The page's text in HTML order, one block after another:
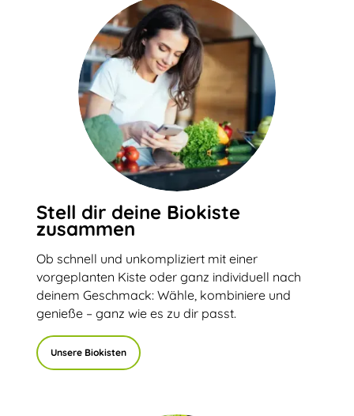
Stell dir deine Biokiste
zusammen
Ob schnell und unkompliziert mit einer
vorgeplanten Kiste oder ganz individuell nach
deinem Geschmack: Wähle, kombiniere und
genieße – ganz wie es zu dir passt.
Unsere Biokisten